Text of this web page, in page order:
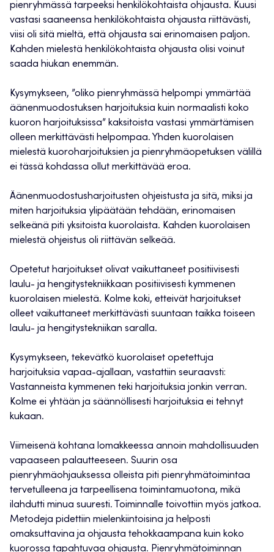
pienryhmässä tarpeeksi henkilökohtaista ohjausta. Kuusi
vastasi saaneensa henkilökohtaista ohjausta riittävästi,
viisi oli sitä mieltä, että ohjausta sai erinomaisen paljon.
Kahden mielestä henkilökohtaista ohjausta olisi voinut
saada hiukan enemmän.
Kysymykseen, ”oliko pienryhmässä helpompi ymmärtää
äänenmuodostuksen harjoituksia kuin normaalisti koko
kuoron harjoituksissa” kaksitoista vastasi ymmärtämisen
olleen merkittävästi helpompaa. Yhden kuorolaisen
mielestä kuoroharjoituksien ja pienryhmäopetuksen välillä
ei tässä kohdassa ollut merkittävää eroa.
Äänenmuodostusharjoitusten ohjeistusta ja sitä, miksi ja
miten harjoituksia ylipäätään tehdään, erinomaisen
selkeänä piti yksitoista kuorolaista. Kahden kuorolaisen
mielestä ohjeistus oli riittävän selkeää.
Opetetut harjoitukset olivat vaikuttaneet positiivisesti
laulu- ja hengitystekniikkaan positiivisesti kymmenen
kuorolaisen mielestä. Kolme koki, etteivät harjoitukset
olleet vaikuttaneet merkittävästi suuntaan taikka toiseen
laulu- ja hengitystekniikan saralla.
Kysymykseen, tekevätkö kuorolaiset opetettuja
harjoituksia vapaa-ajallaan, vastattiin seuraavsti:
Vastanneista kymmenen teki harjoituksia jonkin verran.
Kolme ei yhtään ja säännöllisesti harjoituksia ei tehnyt
kukaan.
Viimeisenä kohtana lomakkeessa annoin mahdollisuuden
vapaaseen palautteeseen. Suurin osa
pienryhmäohjauksessa olleista piti pienryhmätoimintaa
tervetulleena ja tarpeellisena toimintamuotona, mikä
ilahdutti minua suuresti. Toiminnalle toivottiin myös jatkoa.
Metodeja pidettiin mielenkiintoisina ja helposti
omaksuttavina ja ohjausta tehokkaampana kuin koko
kuorossa tapahtuvaa ohjausta. Pienryhmätoiminnan